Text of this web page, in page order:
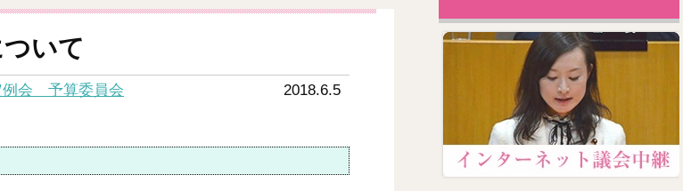
いて
例会 予算委員会 2018.6.5